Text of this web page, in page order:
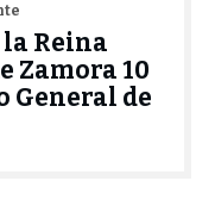
la Reina
Zamora 10
General de